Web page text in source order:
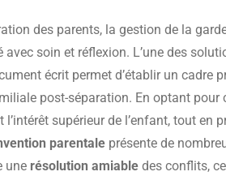
des parents, la gestion de la
avec soin et réflexion. L’une des
écrit permet d’établir un cadre
post-séparation. En optant pour
supérieur de l’enfant, tout en
parentale présente de
une résolution amiable des conflits,